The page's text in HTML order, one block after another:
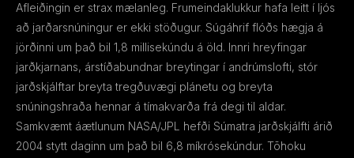
Afleiðingin er strax mælanleg. Frumeindaklukkur hafa leitt í ljós
að jarðarsnúningur er ekki stöðugur. Súgáhrif flóðs hægja á
jörðinni um það bil 1,8 millisekúndu á öld. Innri hreyfingar
jarðkjarnans, árstíðabundnar breytingar í andrúmslofti, stór
jarðskjálftar breyta tregðuvægi plánetu og breyta
snúningshraða hennar á tímakvarða frá degi til aldar.
Samkvæmt áætlunum NASA/JPL hefði Súmatra jarðskjálfti árið
2004 stytt daginn um það bil 6,8 míkrósekúndur. Tōhoku